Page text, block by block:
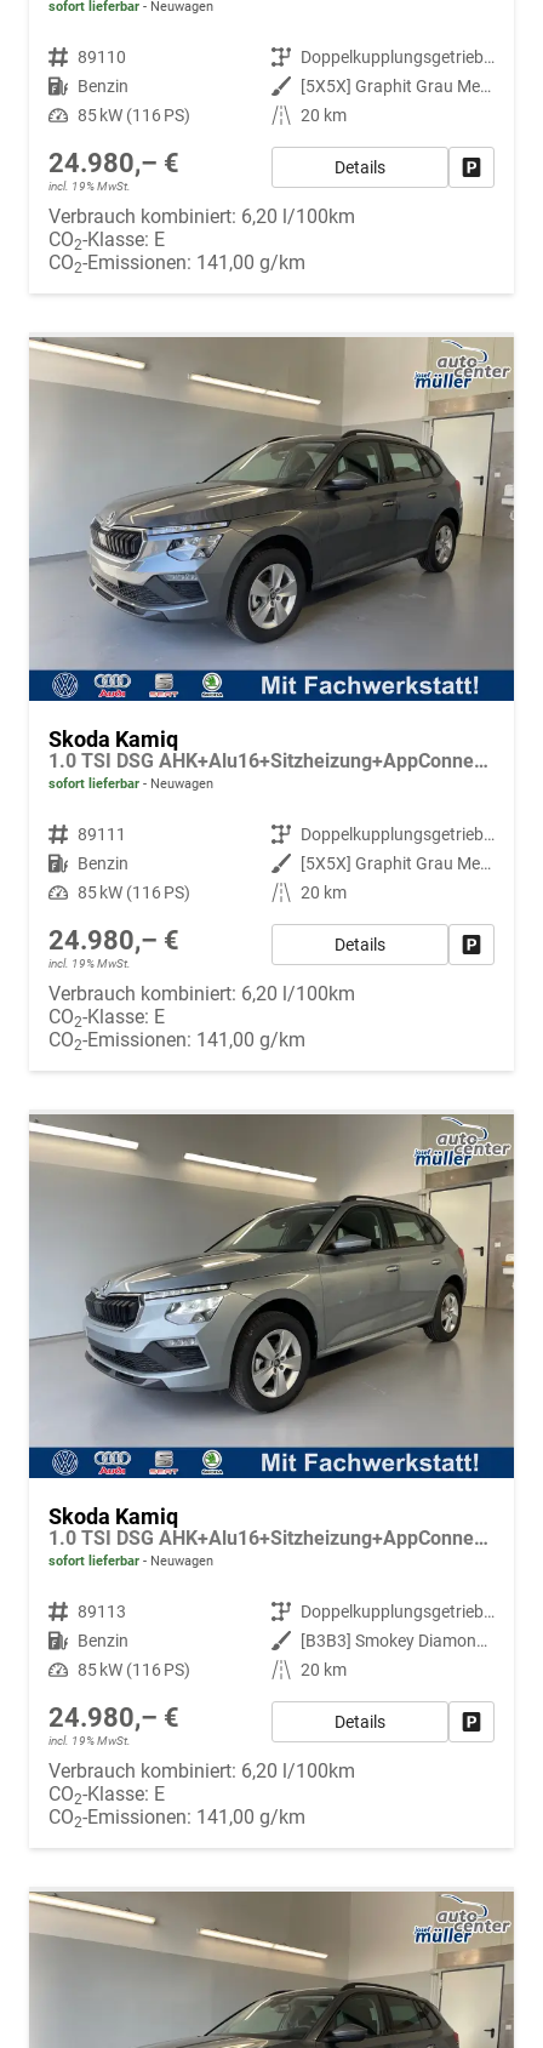
sofort lieferbar Neuwagen
Fahrzeugnr. 89110 Getriebe
Doppelkupplungsgetriebe (DSG)
Kraftstoff Benzin Außenfarbe
[5X5X] Graphit Grau Metallic
Leistung 85 kW (116 PS) Kilometerstand 20 km
24.980,– €
incl. 19% MwSt.
Details
Verbrauch kombiniert: 6,20 l/100km
CO2-Klasse: E
CO2-Emissionen: 141,00 g/km
Skoda Kamiq
1.0 TSI DSG AHK+Alu16+Sitzheizung+AppConnect+GV5+LED+Nebel+Klima
sofort lieferbar Neuwagen
Fahrzeugnr. 89111 Getriebe
Doppelkupplungsgetriebe (DSG)
Kraftstoff Benzin Außenfarbe
[5X5X] Graphit Grau Metallic
Leistung 85 kW (116 PS) Kilometerstand 20 km
24.980,– €
incl. 19% MwSt.
Details
Verbrauch kombiniert: 6,20 l/100km
CO2-Klasse: E
CO2-Emissionen: 141,00 g/km
Skoda Kamiq
1.0 TSI DSG AHK+Alu16+Sitzheizung+AppConnect+GV5+LED+Nebel+Klima
sofort lieferbar Neuwagen
Fahrzeugnr. 89113 Getriebe
Doppelkupplungsgetriebe (DSG)
Kraftstoff Benzin Außenfarbe
[B3B3] Smokey Diamond-Silber Metallic
Leistung 85 kW (116 PS) Kilometerstand 20 km
24.980,– €
incl. 19% MwSt.
Details
Verbrauch kombiniert: 6,20 l/100km
CO2-Klasse: E
CO2-Emissionen: 141,00 g/km